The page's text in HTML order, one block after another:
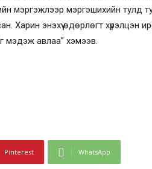
мэргэжлээр мэргэшихийн тулд
Харин энэхүү өдөрлөгт хүрэлцэн
мэдэж авлаа” хэмээв.
Pinterest WhatsApp